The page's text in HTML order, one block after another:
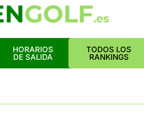
HORARIOS
DE SALIDA
TODOS LOS
RANKINGS